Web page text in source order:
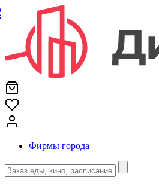
Фирмы города